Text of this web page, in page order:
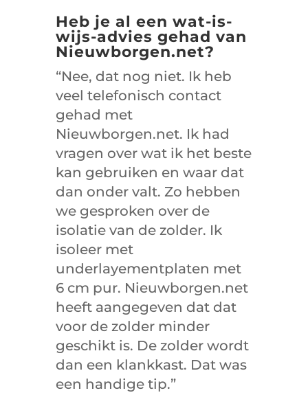
Heb je al een wat-is-
wijs-advies gehad van
Nieuwborgen.net?
“Nee, dat nog niet. Ik heb
veel telefonisch contact
gehad met
Nieuwborgen.net. Ik had
vragen over wat ik het beste
kan gebruiken en waar dat
dan onder valt. Zo hebben
we gesproken over de
isolatie van de zolder. Ik
isoleer met
underlayementplaten met
6 cm pur. Nieuwborgen.net
heeft aangegeven dat dat
voor de zolder minder
geschikt is. De zolder wordt
dan een klankkast. Dat was
een handige tip.”